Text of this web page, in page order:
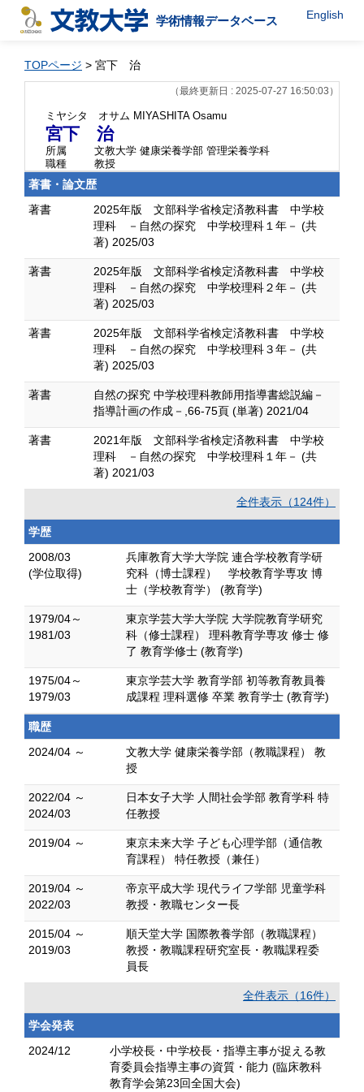
学術情報データベース English
TOPページ > 宮下 治
（最終更新日 : 2025-07-27 16:50:03）
ミヤシタ オサム MIYASHITA Osamu
宮下 治
所属
文教大学 健康栄養学部 管理栄養学科
職種
教授
著書・論文歴
著書
2025年版 文部科学省検定済教科書 中学校
理科 －自然の探究 中学校理科１年－ (共
著) 2025/03
著書
2025年版 文部科学省検定済教科書 中学校
理科 －自然の探究 中学校理科２年－ (共
著) 2025/03
著書
2025年版 文部科学省検定済教科書 中学校
理科 －自然の探究 中学校理科３年－ (共
著) 2025/03
著書
自然の探究 中学校理科教師用指導書総説編－
指導計画の作成－,66-75頁 (単著) 2021/04
著書
2021年版 文部科学省検定済教科書 中学校
理科 －自然の探究 中学校理科１年－ (共
著) 2021/03
全件表示（124件）
学歴
2008/03
(学位取得)
兵庫教育大学大学院 連合学校教育学研
究科（博士課程） 学校教育学専攻 博
士（学校教育学） (教育学)
1979/04～
1981/03
東京学芸大学大学院 大学院教育学研究
科（修士課程） 理科教育学専攻 修士 修
了 教育学修士 (教育学)
1975/04～
1979/03
東京学芸大学 教育学部 初等教育教員養
成課程 理科選修 卒業 教育学士 (教育学)
職歴
2024/04 ～
文教大学 健康栄養学部（教職課程） 教
授
2022/04 ～
2024/03
日本女子大学 人間社会学部 教育学科 特
任教授
2019/04 ～
東京未来大学 子ども心理学部（通信教
育課程） 特任教授（兼任）
2019/04 ～
2022/03
帝京平成大学 現代ライフ学部 児童学科
教授・教職センター長
2015/04 ～
2019/03
順天堂大学 国際教養学部（教職課程）
教授・教職課程研究室長・教職課程委
員長
全件表示（16件）
学会発表
2024/12
小学校長・中学校長・指導主事が捉える教
育委員会指導主事の資質・能力 (臨床教科
教育学会第23回全国大会)